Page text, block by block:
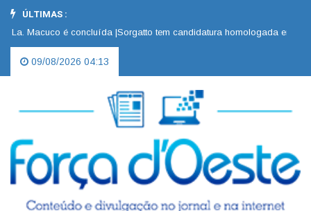
ÚLTIMAS :
Macuco é concluída |Sorgatto tem candidatura homologada em
09/08/2026 04:13